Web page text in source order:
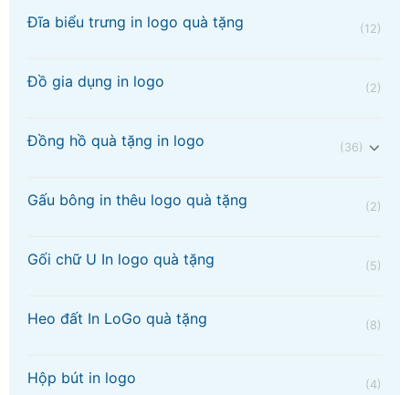
Đĩa biểu trưng in logo quà tặng (12)
Đồ gia dụng in logo (2)
Đồng hồ quà tặng in logo (36)
Gấu bông in thêu logo quà tặng (2)
Gối chữ U In logo quà tặng (5)
Heo đất In LoGo quà tặng (8)
Hộp bút in logo (4)